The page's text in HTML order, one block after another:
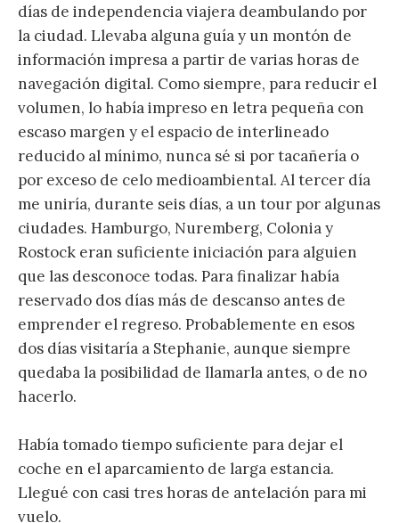
días de independencia viajera deambulando por
la ciudad. Llevaba alguna guía y un montón de
información impresa a partir de varias horas de
navegación digital. Como siempre, para reducir el
volumen, lo había impreso en letra pequeña con
escaso margen y el espacio de interlineado
reducido al mínimo, nunca sé si por tacañería o
por exceso de celo medioambiental. Al tercer día
me uniría, durante seis días, a un tour por algunas
ciudades. Hamburgo, Nuremberg, Colonia y
Rostock eran suficiente iniciación para alguien
que las desconoce todas. Para finalizar había
reservado dos días más de descanso antes de
emprender el regreso. Probablemente en esos
dos días visitaría a Stephanie, aunque siempre
quedaba la posibilidad de llamarla antes, o de no
hacerlo.
Había tomado tiempo suficiente para dejar el
coche en el aparcamiento de larga estancia.
Llegué con casi tres horas de antelación para mi
vuelo.